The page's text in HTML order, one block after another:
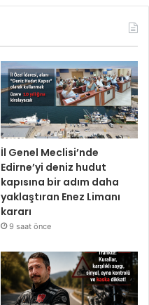
İl Genel Meclisi’nde
Edirne’yi deniz hudut
kapısına bir adım daha
yaklaştıran Enez Limanı
kararı
9 saat önce